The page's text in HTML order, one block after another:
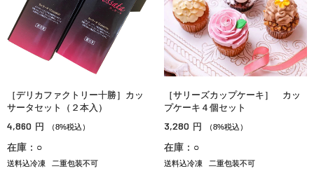
［デリカファクトリー十勝］カッ
サータセット（２本入）
4,860 円 （8%税込）
在庫：○
送料込冷凍 二重包装不可
［サリーズカップケーキ］ カッ
プケーキ４個セット
3,280 円 （8%税込）
在庫：○
送料込冷凍 二重包装不可